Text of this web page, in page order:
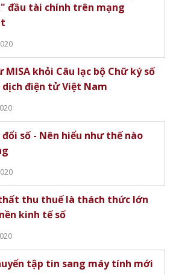
đầu tài chính trên mạng
MISA khỏi Câu lạc bộ Chữ ký số
dịch điện tử Việt Nam
đổi số - Nên hiểu như thế nào
thu thuế là thách thức lớn
kinh tế số
tập tin sang máy tính mới